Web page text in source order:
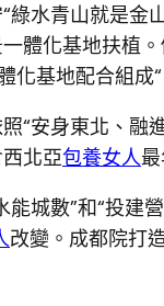
水青山就是
體化基地扶
基地配合組成“
“安身東北、
北亞包養女人
城數”和“投
改變。成都院打